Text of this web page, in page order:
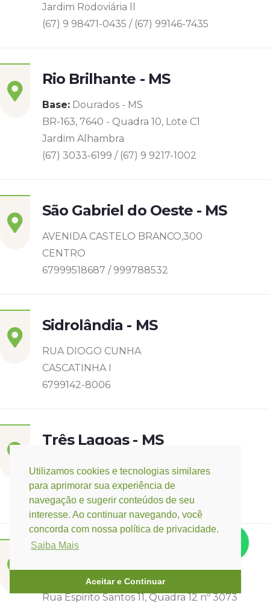
Utilizamos cookies e tecnologias similares
para aprimorar sua experiência de
navegação e sugerir conteúdos de seu
interesse. Ao continuar navegando, você
concorda com nossa política de privacidade.
Saiba Mais
Aceitar e Continuar
Jardim Rodoviária ll
(67) 9 98471-0435 / (67) 99146-7435
Rio Brilhante - MS
Base: Dourados - MS
BR-163, 7640 - Quadra 10, Lote C1
Jardim Alhambra
(67) 3033-6199 / (67) 9 9217-1002
São Gabriel do Oeste - MS
AVENIDA CASTELO BRANCO,300
CENTRO
67999518687 / 999788532
Sidrolândia - MS
RUA DIOGO CUNHA
CASCATINHA I
6799142-8006
Três Lagoas - MS
Rua Eurídice Chagas Cruz, 2675
Centro
(67) 9 9249-5406
Campo Verde - MT
Rondonópolis - MT
Rua Espirito Santos 11, Quadra 12 nº 3073